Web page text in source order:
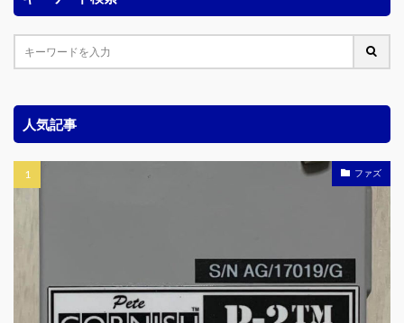
人気記事
ファズ